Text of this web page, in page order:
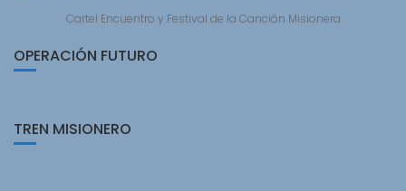
Cartel Encuentro y Festival de la Canción Misionera
OPERACIÓN FUTURO
TREN MISIONERO